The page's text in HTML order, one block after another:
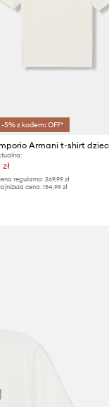
5% z kodem: OFF*
Armani t-shirt
zł
regularna: 269,99 zł
cena: 154,99 zł